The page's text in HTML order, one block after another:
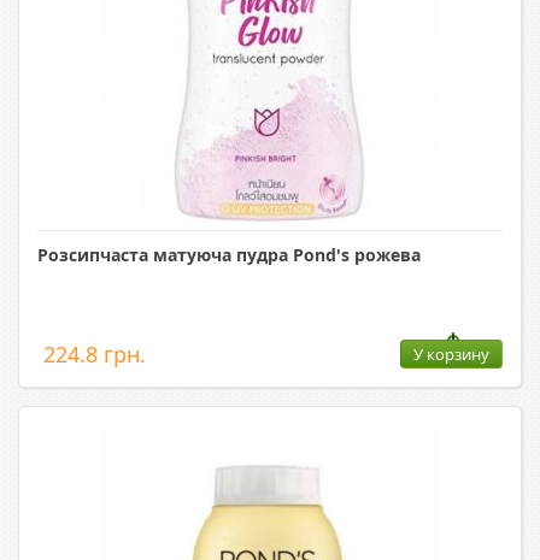
Розсипчаста матуюча пудра Pond's рожева
224.8 грн. У корзину